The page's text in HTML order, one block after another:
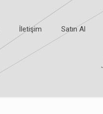
İletişim Satın Al